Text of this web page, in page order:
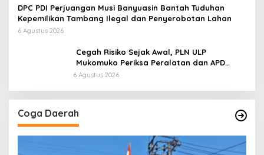
di Kawasan Pesisir
DPC PDI Perjuangan Musi Banyuasin Bantah Tuduhan
Kepemilikan Tambang Ilegal dan Penyerobotan Lahan
6 Agustus 2026
Cegah Risiko Sejak Awal, PLN ULP
Mukomuko Periksa Peralatan dan APD
Petugas secara Rutin
6 Agustus 2026
Coga Daerah